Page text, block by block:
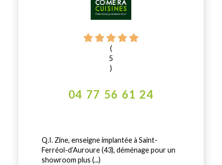
(
5
)
04 77 56 61 24
Q.I. Zine, enseigne implantée à Saint-
Ferréol-d’Auroure (43), déménage pour un
showroom plus (...)